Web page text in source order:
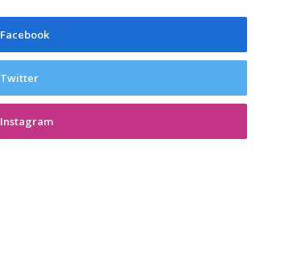
Facebook
Twitter
Instagram